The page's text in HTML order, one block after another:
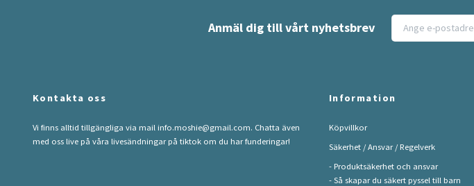
Anmäl dig till vårt nyhetsbrev
Kontakta oss
Vi finns alltid tillgängliga via mail info.moshie@gmail.com. Chatta även
med oss live på våra livesändningar på tiktok om du har funderingar!
Information
Köpvillkor
Säkerhet / Ansvar / Regelverk
- Produktsäkerhet och ansvar
- Så skapar du säkert pyssel till barn